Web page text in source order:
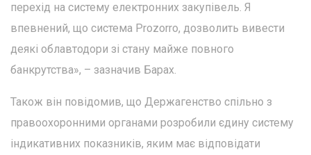
перехід на систему електронних закупівель. Я
впевнений, що система Prozorro, дозволить вивести
деякі облавтодори зі стану майже повного
банкрутства», – зазначив Барах.
Також він повідомив, що Держагенство спільно з
правоохоронними органами розробили єдину систему
індикативних показників, яким має відповідати